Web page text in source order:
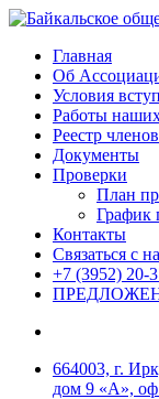
Главная
Об
Условия
Работы
Реестр
Документы
Проверки
План
График
Контакты
Связаться с
+7 (3952) 20-
664003, г.
дом 9 «А»,